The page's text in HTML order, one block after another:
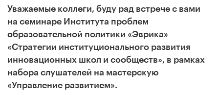
Уважаемые коллеги, буду рад встрече с вами
на семинаре Института проблем
образовательной политики «Эврика»
«Стратегии институционального развития
инновационных школ и сообществ», в рамках
набора слушателей на мастерскую
«Управление развитием».